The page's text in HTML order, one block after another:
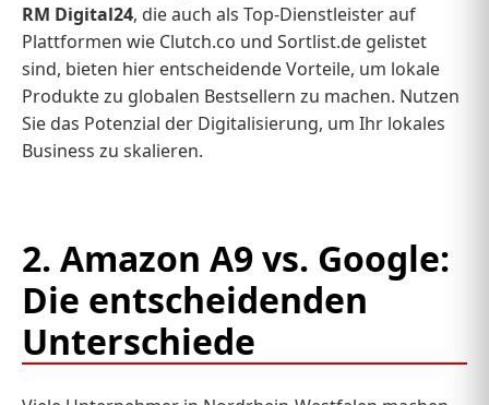
RM Digital24, die auch als Top-Dienstleister auf
Plattformen wie Clutch.co und Sortlist.de gelistet
sind, bieten hier entscheidende Vorteile, um lokale
Produkte zu globalen Bestsellern zu machen. Nutzen
Sie das Potenzial der Digitalisierung, um Ihr lokales
Business zu skalieren.
2. Amazon A9 vs. Google:
Die entscheidenden
Unterschiede